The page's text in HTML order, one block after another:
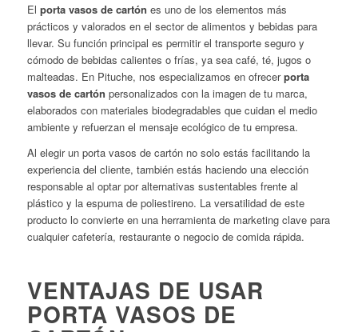
El porta vasos de cartón es uno de los elementos más
prácticos y valorados en el sector de alimentos y bebidas para
llevar. Su función principal es permitir el transporte seguro y
cómodo de bebidas calientes o frías, ya sea café, té, jugos o
malteadas. En Pituche, nos especializamos en ofrecerporta
vasos de cartón personalizados con la imagen de tu marca,
elaborados con materiales biodegradables que cuidan el medio
ambiente y refuerzan el mensaje ecológico de tu empresa.
Al elegir un porta vasos de cartón no solo estás facilitando la
experiencia del cliente, también estás haciendo una elección
responsable al optar por alternativas sustentables frente al
plástico y la espuma de poliestireno. La versatilidad de este
producto lo convierte en una herramienta de marketing clave para
cualquier cafetería, restaurante o negocio de comida rápida.
VENTAJAS DE USAR
PORTA VASOS DE